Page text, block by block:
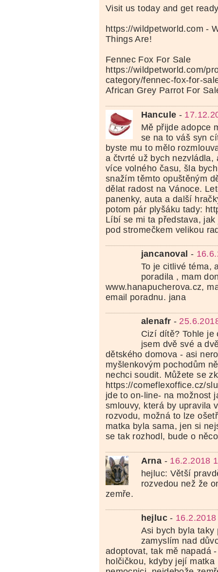
Visit us today and get
https://wildpetworld.com -
Things Are!
Fennec Fox For Sale
https://wildpetworld.com/
category/fennec-fox-for-
African Grey Parrot For
Hancule -
Mě přijde adopce
se na to váš syn
byste mu to mělo
a čtvrté už bych nezvládla,
více volného času, šla
snažím těmto opuštěným
dělat radost na Vánoce.
panenky, auta a další
potom pár plyšáku tady:
Líbí se mi ta představa,
pod stromečkem velikou
jancanoval -
To je citlivé téma,
poradila , mam
www.hanapucherova.cz,
email poradnu. jana
alenafr -
Cizí dítě? Tohle je
jsem dvě své a
dětského domova - asi
myšlenkovým pochodům
nechci soudit. Můžete se
https://comeflexoffice.cz/
jde to on-line- na možnost
smlouvy, která by upravila
rozvodu, možná to lze
matka byla sama, jen si
se tak rozhodl, bude o
Arna - 16.2.2018
hejluc: Větší
rozvedou než že
zemře.
hejluc-
Asi bych byla taky
zamyslím nad
adoptovat, tak mě napadá
holčičkou, kdyby její